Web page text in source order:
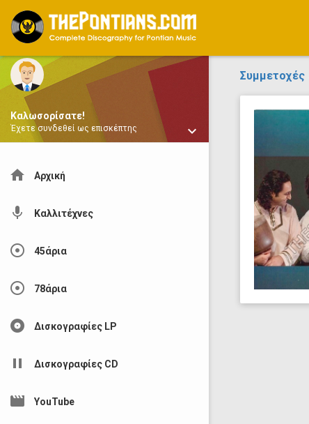
Καλωσορίσατε!
Έχετε συνδεθεί ως επισκέπτης keyboard_arrow_down
home Αρχική
mic Καλλιτέχνες
adjust 45άρια
adjust 78άρια
album Δισκογραφίες LP
pause Δισκογραφίες CD
movie YouTube
Συμμετοχές